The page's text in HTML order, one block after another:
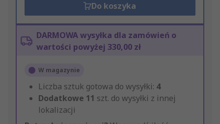
Do koszyka
DARMOWA wysyłka dla zamówień o
wartości powyżej 330,00 zł
W magazynie
Liczba sztuk gotowa do wysyłki: 4
Dodatkowe 11 szt. do wysyłki z innej
lokalizacji